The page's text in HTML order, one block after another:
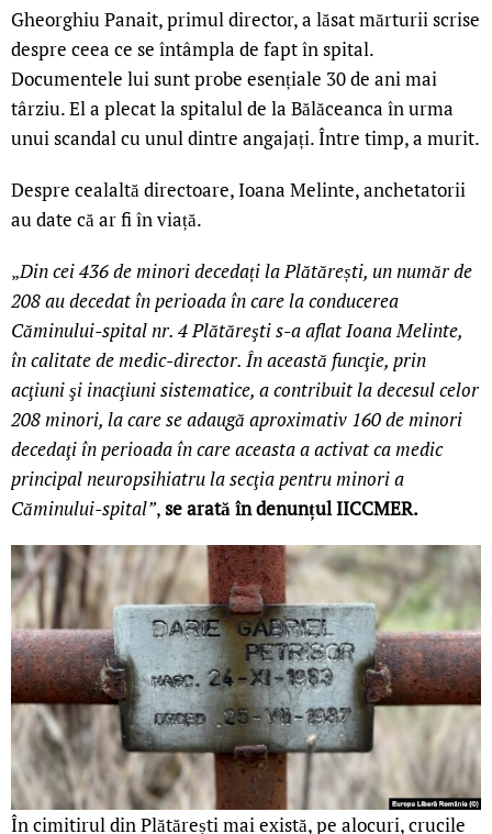
Gheorghiu Panait, primul director, a lăsat mărturii scrise
despre ceea ce se întâmpla de fapt în spital.
Documentele lui sunt probe esențiale 30 de ani mai
târziu. El a plecat la spitalul de la Bălăceanca în urma
unui scandal cu unul dintre angajați. Între timp, a murit.
Despre cealaltă directoare, Ioana Melinte, anchetatorii
au date că ar fi în viață.
„Din cei 436 de minori decedați la Plătărești, un număr de
208 au decedat în perioada în care la conducerea
Căminului-spital nr. 4 Plătăreşti s-a aflat Ioana Melinte,
în calitate de medic-director. În această funcţie, prin
acţiuni şi inacţiuni sistematice, a contribuit la decesul celor
208 minori, la care se adaugă aproximativ 160 de minori
decedaţi în perioada în care aceasta a activat ca medic
principal neuropsihiatru la secţia pentru minori a
Căminului-spital”,se arată în denunțul IICCMER.
În cimitirul din Plătărești mai există, pe alocuri, crucile